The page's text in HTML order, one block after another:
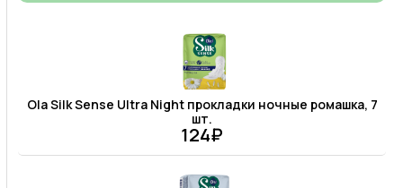
Ola Silk Sense Ultra Night прокладки ночные ромашка, 7
шт.
124₽